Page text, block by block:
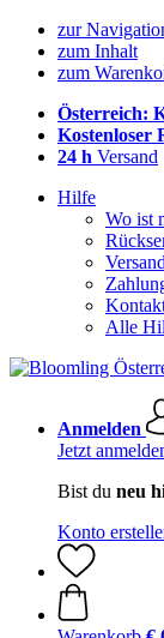
zur
zum Inhalt
zum
Österreich:
Kostenloser
24 h Versand
Hilfe
Wo ist
Alle
Anmelden
Jetzt
Bist du neu
Konto